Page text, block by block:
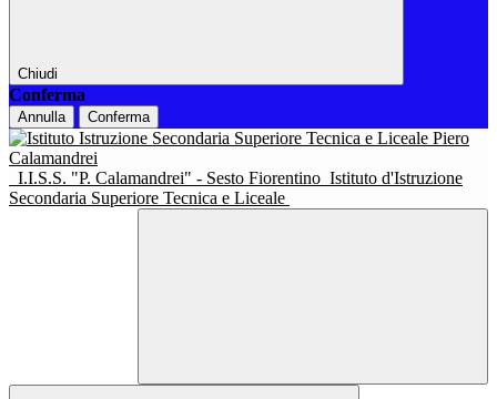
Chiudi
Conferma
Annulla Conferma
I.I.S.S. "P. Calamandrei" - Sesto Fiorentino Istituto d'Istruzione
Secondaria Superiore Tecnica e Liceale